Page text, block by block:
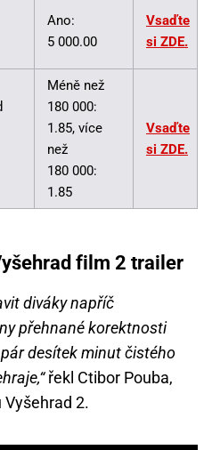
Ano:
5 000.00
Vsaďte
si ZDE.
Méně než
180 000:
1.85, více
než
180 000:
1.85
Vsaďte
si ZDE.
film 2 trailer
diváky napříč
přehnané korektnosti
desítek minut čistého
řekl Ctibor Pouba,
2.